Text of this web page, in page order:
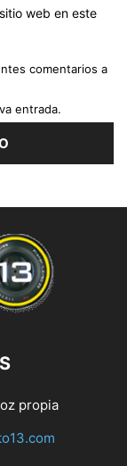
web en este
comentarios a
entrada.
propia